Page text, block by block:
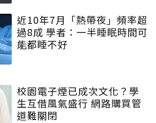
近10年7月「熱帶夜」頻率超
過8成 學者：一半睡眠時間可
能都睡不好
校園電子煙已成次文化？學
生互借風氣盛行 網路購買管
道難關閉